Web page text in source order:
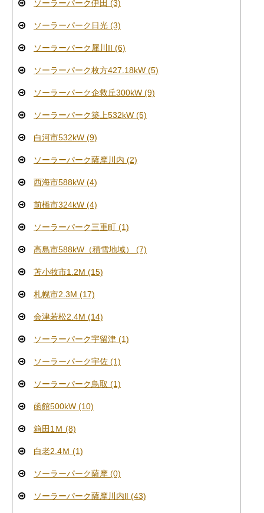
ソーラーパーク伊田 (3)
ソーラーパーク日光 (3)
ソーラーパーク犀川II (6)
ソーラーパーク枚方427.18kW (5)
ソーラーパーク企救丘300kW (9)
ソーラーパーク築上532kW (5)
白河市532kW (9)
ソーラーパーク薩摩川内 (2)
西海市588kW (4)
前橋市324kW (4)
ソーラーパーク三重町 (1)
高島市588kW（積雪地域） (7)
苫小牧市1.2M (15)
札幌市2.3M (17)
会津若松2.4M (14)
ソーラーパーク宇留津 (1)
ソーラーパーク宇佐 (1)
ソーラーパーク鳥取 (1)
函館500kW (10)
箱田1Ｍ (8)
白老2.4Ｍ (1)
ソーラーパーク薩摩 (0)
ソーラーパーク薩摩川内Ⅱ (43)